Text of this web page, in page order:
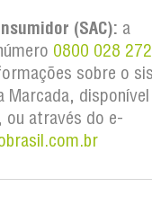
(SAC): a
0800 028
sobre o
Marcada,
ou através do e-